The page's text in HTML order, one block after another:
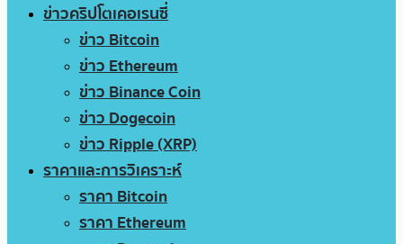
ข่าวคริปโตเคอเรนซี่
ข่าว Bitcoin
ข่าว Ethereum
ข่าว Binance Coin
ข่าว Dogecoin
ข่าว Ripple (XRP)
ราคาและการวิเคราะห์
ราคา Bitcoin
ราคา Ethereum